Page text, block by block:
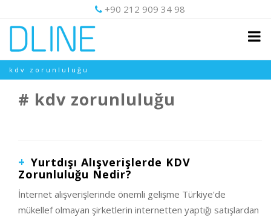
+90 212 909 34 98
kdv zorunluluğu
kdv zorunluluğu
Yurtdışı Alışverişlerde KDV
Zorunluluğu Nedir?
İnternet alışverişlerinde önemli gelişme Türkiye'de
mükellef olmayan şirketlerin internetten yaptığı satışlardan